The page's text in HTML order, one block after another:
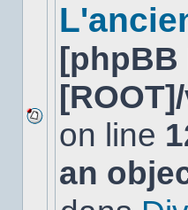
Aucun
nouveau
message
non-
[phpBB
on line
an